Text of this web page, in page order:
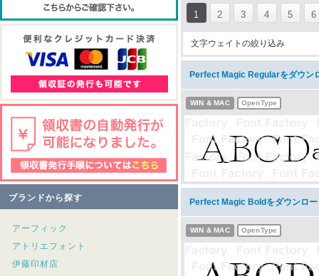
ブランドから探す
アーフィック
アトリエフォント
伊藤印材店
1 2 3 4 5 6
文字ウェイトの絞り込み
Perfect Magic Regularをダウン
WIN & MAC OpenType
Perfect Magic Boldをダウンロー
WIN & MAC OpenType